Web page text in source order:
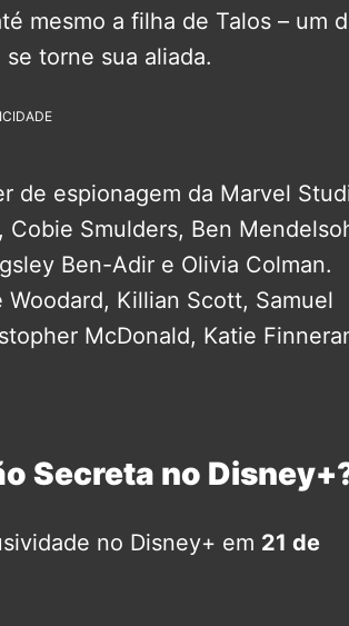
mesmo a filha de Talos – um
torne sua aliada.
de espionagem da Marvel
Smulders, Ben
Ben-Adir e Olivia Colman.
Killian Scott, Samuel
McDonald, Katie
Secreta no
no Disney+ em 21 de